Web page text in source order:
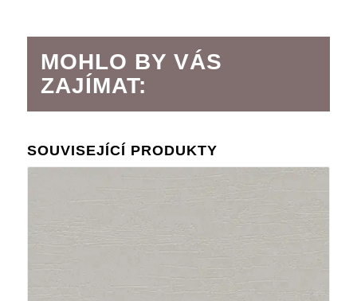
MOHLO BY VÁS
ZAJÍMAT:
SOUVISEJÍCÍ PRODUKTY